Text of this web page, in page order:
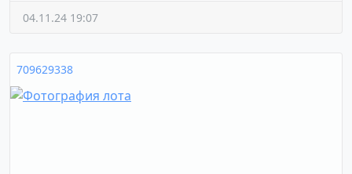
04.11.24 19:07
709629338